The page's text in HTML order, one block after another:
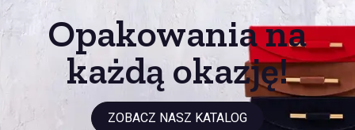
Opakowaniana
każdą okazję!
ZOBACZ NASZ KATALOG